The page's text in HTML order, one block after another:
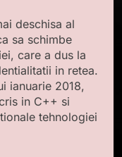
deschisa al
sa schimbe
care a dus la
in retea.
ianuarie 2018,
in C++ si
tehnologiei